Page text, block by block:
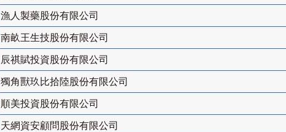
漁人製藥股份有限公司
南畝王生技股份有限公司
辰祺賦投資股份有限公司
獨角獸玖比拾陸股份有限公司
順美投資股份有限公司
天網資安顧問股份有限公司